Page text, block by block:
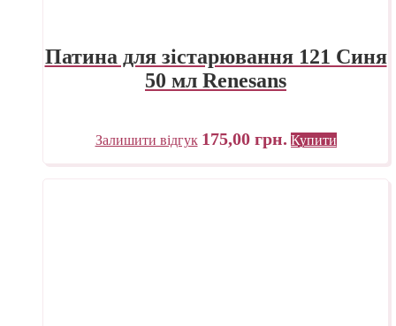
Патина для зістарювання 121 Синя
50 мл Renesans
Залишити відгук 175,00 грн. Купити